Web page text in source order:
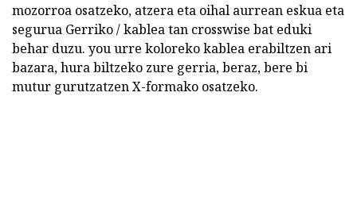
mozorroa osatzeko, atzera eta oihal aurrean eskua eta
segurua Gerriko / kablea tan crosswise bat eduki
behar duzu. you urre koloreko kablea erabiltzen ari
bazara, hura biltzeko zure gerria, beraz, bere bi
mutur gurutzatzen X-formako osatzeko.